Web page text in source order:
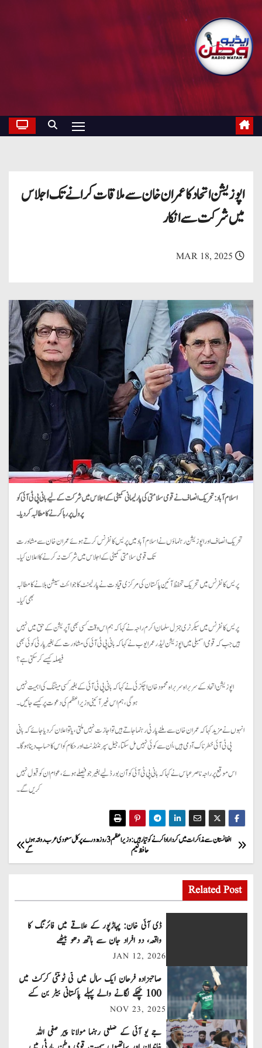
اپوزیشن اتحاد کا عمران خان سے ملاقات کرانے تک اجلاس
میں شرکت سے انکار
MAR 18, 2025
اسلام آباد: تحریک انصاف نے قومی سلامتی کی پارلیمانی کمیٹی کے اجلاس میں شرکت کے لیے بانی پی ٹی آئی کو
پرول پر رہا کرنے کا مطالبہ کردیا۔
تحریک انصاف اور اپوزیشن رہنماؤں نے اسلام آباد میں پریس کانفرنس کرتے ہوئے عمران خان سے مشاورت
تک قومی سلامتی کمیٹی کے اجلاس میں شرکت نہ کرنے کا اعلان کیا۔
پریس کانفرنس میں تحریک تحفظ آئین پاکستان کی مرکزی قیادت نے پارلیمنٹ کا جوائنٹ سیشن بلانے کا مطالبہ
بھی کیا۔
پریس کانفرنس میں سیکرٹری جنرل سلمان اکرم راجہ نے کہا کہ ہم اس وقت کسی بھی آپریشن کے حق میں نہیں
ہیں جب کہ قومی اسمبلی میں اپوزیشن لیڈر عمر ایوب نے کہا کہ بانی پی ٹی آئی کی مشاورت کے بغیر پارٹی کوئی بھی
فیصلہ کیسے کرسکتی ہے؟
اپوزیشن اتحاد کے سربراہ سربراہ محمود خان اچکزئی نے کہا کہ بانی پی ٹی آئی کے بغیر کسی میٹنگ کی اہمیت نہیں
ہوگی، ہم اس غیر آئینی وزیراعظم کی دعوت پر کیسے جائیں۔
انہوں نے مزید کہا کہ عمران خان سے ملنے پارٹی رہنما جاتے ہیں تو اجازت نہیں ملتی، یا تو اعلان کردیاجائے کہ بانی
پی ٹی آئی خطرناک آدمی ہیں، اُن سےکوئی نہیں مل سکتا، جیل سپرنٹنڈنٹ اورحکام کو اس کا حساب دینا ہوگا۔
اس موقع پر راجہ ناصر عباس نے کہا کہ بانی پی ٹی آئی کوآن بورڈ لیے بغیر جو فیصلے ہوئے، عوام ان کو قبول نہیں
کریں گے۔
P
o
s
t
a
v
i
g
وزیراعظم 3 روزہ دورے پر کل سعودی عرب روانہ ہوں
گے
افغانستان سے مذاکرات میں کردار ادا کرنے کو تیار ہیں:
حافظ نعیم
Related Post
ڈی آئی خان: پہاڑپور کے علاقے میں فائرنگ کا
واقعہ، دو افراد جان سے ہاتھ دھو بیٹھے
JAN 12, 2026
صاحبزادہ فرحان ایک سال میں ٹی ٹوئنٹی کرکٹ میں
100 چھکے لگانے والے پہلے پاکستانی بیٹر بن گئے
NOV 23, 2025
جے یو آئی کے ضلعی رہنما مولانا پیر صفی اللہ